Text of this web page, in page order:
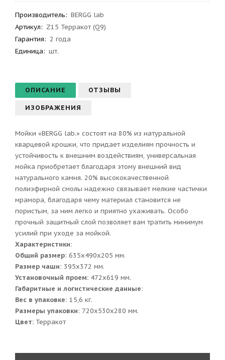
Производитель: BERGG lab
Артикул: Z15 Терракот (Q9)
Гарантия: 2 года
Единица: шт.
ОПИСАНИЕ ОТЗЫВЫ
ИЗОБРАЖЕНИЯ
Мойки «BERGG lab.» состоят на 80% из натуральной
кварцевой крошки, что придает изделиям прочность и
устойчивость к внешним воздействиям, универсальная
мойка приобретает благодаря этому внешний вид
натурального камня. 20% высококачественной
полиэфирной смолы надежно связывает мелкие частички
мрамора, благодаря чему материал становится не
пористым, за ним легко и приятно ухаживать. Особо
прочный защитный слой позволяет вам тратить минимум
усилий при уходе за мойкой.
Характеристики:
Общий размер: 635x490x205 мм.
Размер чаши: 395х372 мм.
Установочный проем: 472x619 мм.
Габаритные и логистические данные:
Вес в упаковке: 15,6 кг.
Размеры упаковки: 720x530x280 мм.
Цвет: Терракот